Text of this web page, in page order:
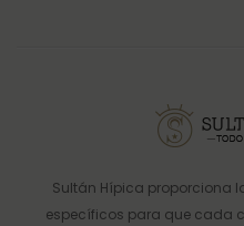
Sultán Hípica proporciona
específicos para que cada